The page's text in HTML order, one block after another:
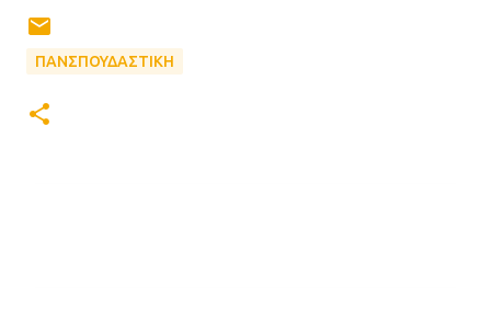
ΠΑΝΣΠΟΥΔΑΣΤΙΚΗ